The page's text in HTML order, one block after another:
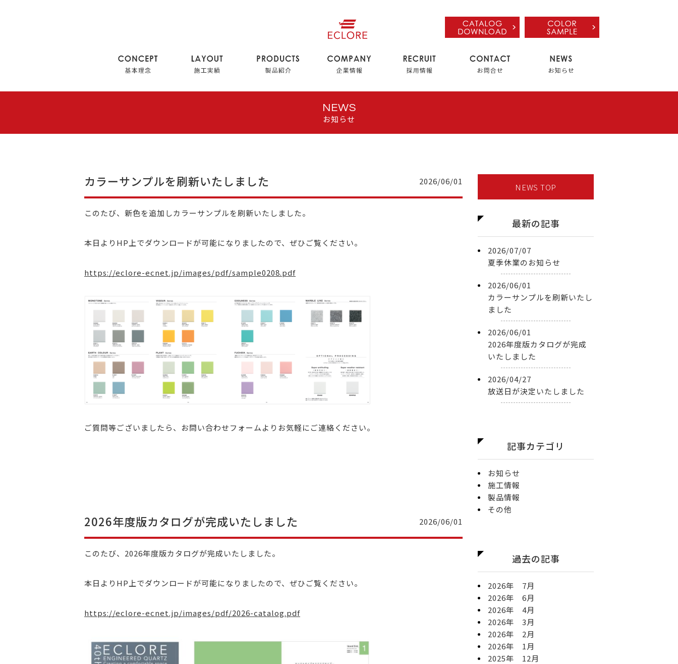
NEWS
お知らせ
カラーサンプルを刷新いたしました 2026/06/01
このたび、新色を追加しカラーサンプルを刷新いたしました。
本日よりHP上でダウンロードが可能になりましたので、ぜひご覧ください。
https://eclore-ecnet.jp/images/pdf/sample0208.pdf
ご質問等ございましたら、お問い合わせフォームよりお気軽にご連絡ください。
2026年度版カタログが完成いたしました 2026/06/01
このたび、2026年度版カタログが完成いたしました。
本日よりHP上でダウンロードが可能になりましたので、ぜひご覧ください。
https://eclore-ecnet.jp/images/pdf/2026-catalog.pdf
NEWS TOP
最新の記事
2026/07/07
夏季休業のお知らせ
2026/06/01
カラーサンプルを刷新いたし
ました
2026/06/01
2026年度版カタログが完成
いたしました
2026/04/27
放送日が決定いたしました
記事カテゴリ
お知らせ
施工情報
製品情報
その他
過去の記事
2026年 7月
2026年 6月
2026年 4月
2026年 3月
2026年 2月
2026年 1月
2025年 12月